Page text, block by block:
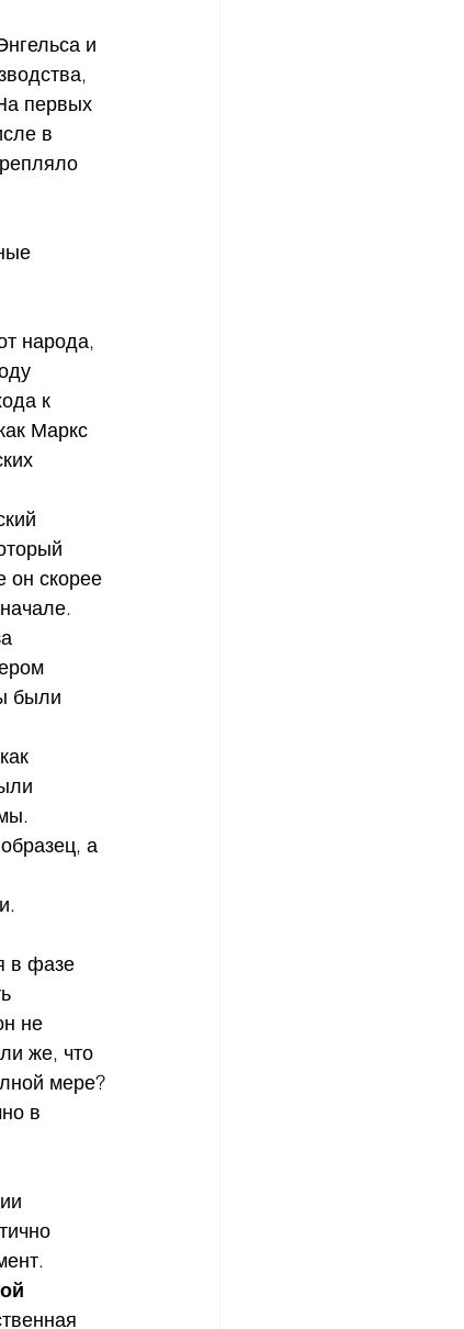
и
первых
в
народа,
к
Маркс
он скорее
были
а
в фазе
не
же, что
мере?
в